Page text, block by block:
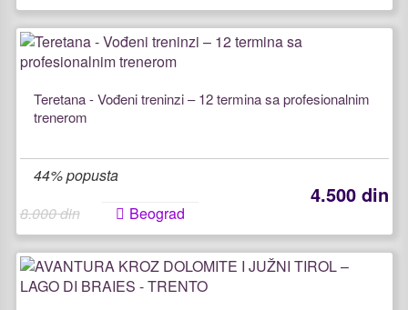
Teretana - Vođeni treninzi – 12 termina sa profesionalnim
trenerom
44% popusta
4.500 din
8.000 din Beograd